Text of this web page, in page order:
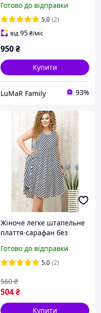
костюм люкс.
Готово до відправки
5.0 (2)
від95₴/міс
950₴
Купити
LuMaR Family 93%
Жіноче легке штапельне
плаття-сарафан без
4XL(50-56)
Готово до відправки
5.0 (2)
504₴
560 ₴
Купити